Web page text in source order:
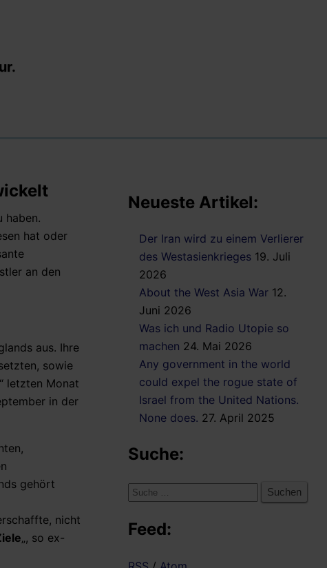
haben.
hat oder
an den
aus. Ihre
sowie
letzten Monat
in der
gehört
nicht
„, so ex-
Neueste Artikel:
Der Iran wird zu einem Verlierer
des Westasienkrieges 19. Juli
2026
About the West Asia War 12.
Juni 2026
Was ich und Radio Utopie so
machen 24. Mai 2026
Any government in the world
could expel the rogue state of
Israel from the United Nations.
None does. 27. April 2025
Suche:
Suche
Feed: